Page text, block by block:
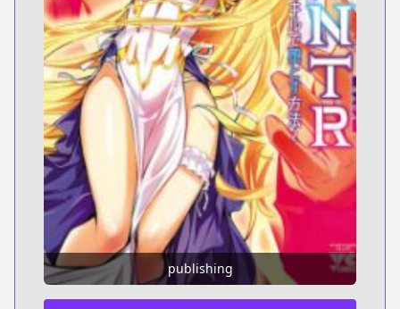
publishing